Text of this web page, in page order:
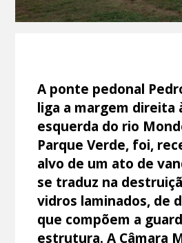
A ponte pedonal
liga a margem direita
esquerda do rio
Parque Verde, foi,
alvo de um ato de
se traduz na
vidros laminados, de
que compõem a
estrutura. A Câmara